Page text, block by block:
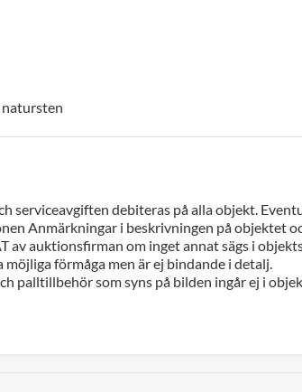
natursten
serviceavgiften debiteras på alla objekt.
Anmärkningar i beskrivningen på objektet
av auktionsfirman om inget annat sägs i
förmåga men är ej bindande i detalj.
palltillbehör som syns på bilden ingår ej i